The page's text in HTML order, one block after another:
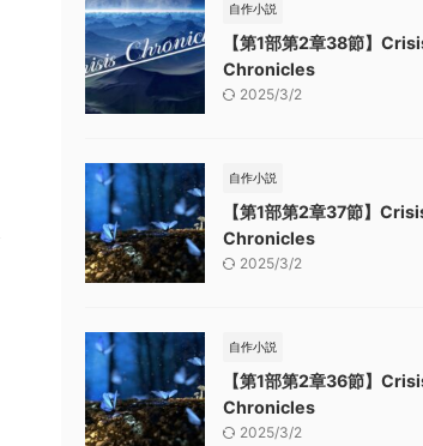
自作小説
【第1部第2章38節】
Chronicles
2025/3/2
自作小説
【第1部第2章37節】
Chronicles
2025/3/2
自作小説
【第1部第2章36節】
Chronicles
2025/3/2